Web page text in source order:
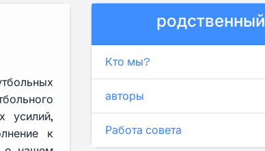
специалистов Университета UTAMED
профессиональное обучение
рекомендации
с консультантом
усилий,
к
родственный
Кто мы?
авторы
Работа совета